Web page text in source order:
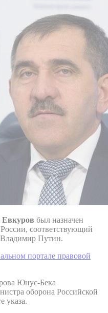
был назначен
соответствующий
Владимир Путин.
портале правовой
Юнус-Бека
оборона Российской
указа.